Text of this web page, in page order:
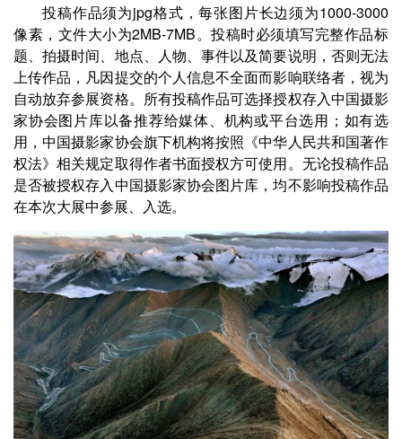
投稿作品须为jpg格式，每张图片长边须为1000-3000
像素，文件大小为2MB-7MB。投稿时必须填写完整作品标
题、拍摄时间、地点、人物、事件以及简要说明，否则无法
上传作品，凡因提交的个人信息不全面而影响联络者，视为
自动放弃参展资格。所有投稿作品可选择授权存入中国摄影
家协会图片库以备推荐给媒体、机构或平台选用；如有选
用，中国摄影家协会旗下机构将按照《中华人民共和国著作
权法》相关规定取得作者书面授权方可使用。无论投稿作品
是否被授权存入中国摄影家协会图片库，均不影响投稿作品
在本次大展中参展、入选。